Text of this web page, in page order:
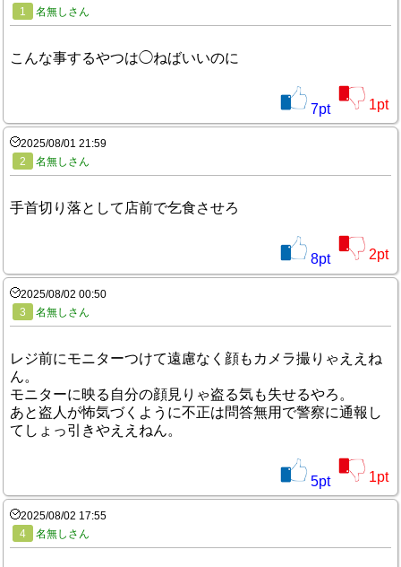
1
名無しさん
こんな事するやつは◯ねばいいのに
7pt 1pt
2025/08/01 21:59
2
名無しさん
手首切り落として店前で乞食させろ
8pt 2pt
2025/08/02 00:50
3
名無しさん
レジ前にモニターつけて遠慮なく顔もカメラ撮りゃええね
ん。
モニターに映る自分の顔見りゃ盗る気も失せるやろ。
あと盗人が怖気づくように不正は問答無用で警察に通報し
てしょっ引きやええねん。
5pt 1pt
2025/08/02 17:55
4
名無しさん